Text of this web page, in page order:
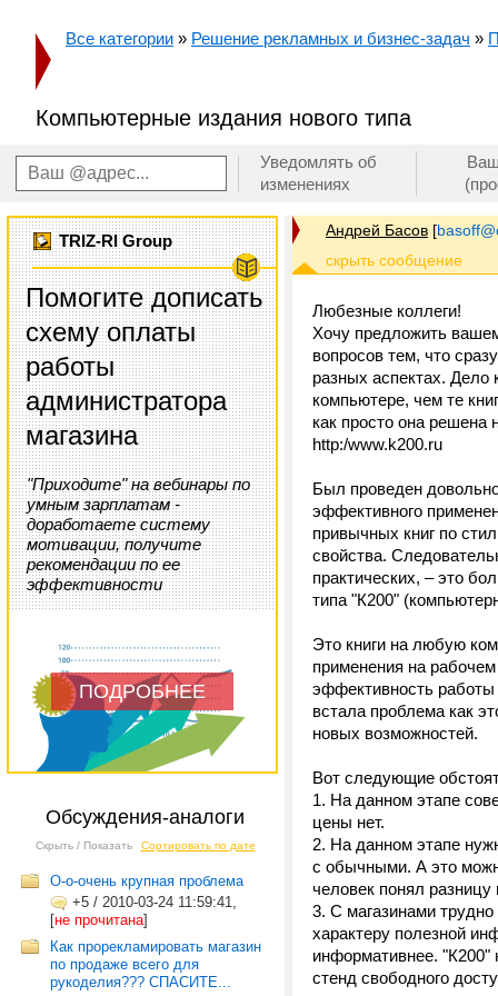
Все категории » Решение рекламных и бизнес-задач »
Компьютерные издания нового типа
Уведомлять об
изменениях
TRIZ-RI Group
Помогите дописать
схему оплаты
работы
администратора
магазина
"Приходите" на вебинары по
умным зарплатам -
доработаете систему
мотивации, получите
рекомендации по ее
эффективности
ПОДРОБНЕЕ
Обсуждения-аналоги
Скрыть / Показать Сортировать по дате
О-о-очень крупная проблема
+5 / 2010-03-24 11:59:41,
[не прочитана]
Как прорекламировать магазин
по продаже всего для
рукоделия??? СПАСИТЕ...
Андрей Басов [
Любезные коллеги!
Хочу предложить
вопросов тем, что
разных аспектах. Дело
компьютере, чем те
как просто она решена
http:/www.k200.ru
Был проведен
эффективного
привычных книг по
свойства.
практических, – это
типа "К200"
Это книги на любую
применения на
эффективность работы
встала проблема как
новых возможностей.
Вот следующие
1. На данном этапе
цены нет.
2. На данном этапе
с обычными. А это
человек понял
3. С магазинами
характеру полезной
информативнее. "К200"
стенд свободного